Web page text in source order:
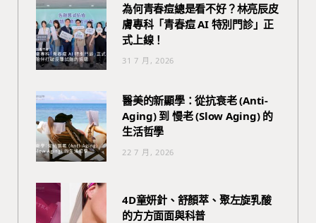
為何青春痘總是看不好？林亮辰皮
膚專科「青春痘 AI 特別門診」正
式上線！
31 7 月, 2026
醫美的新顯學：從抗衰老 (Anti-
Aging) 到 慢老 (Slow Aging) 的
生活哲學
22 7 月, 2026
4D童妍針、舒顏萃、聚左旋乳酸
的方方面面與科普